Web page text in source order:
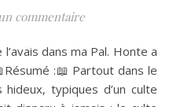
commentaire
:📖 Partout dans le
typiques d’un culte